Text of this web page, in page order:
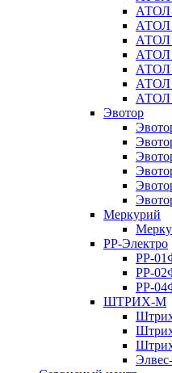
АТОЛ
АТОЛ
АТОЛ
АТОЛ
АТОЛ
АТОЛ
АТОЛ
Эвотор
Меркурий
РР-Электро
РР-
РР-
РР-
ШТРИХ-М